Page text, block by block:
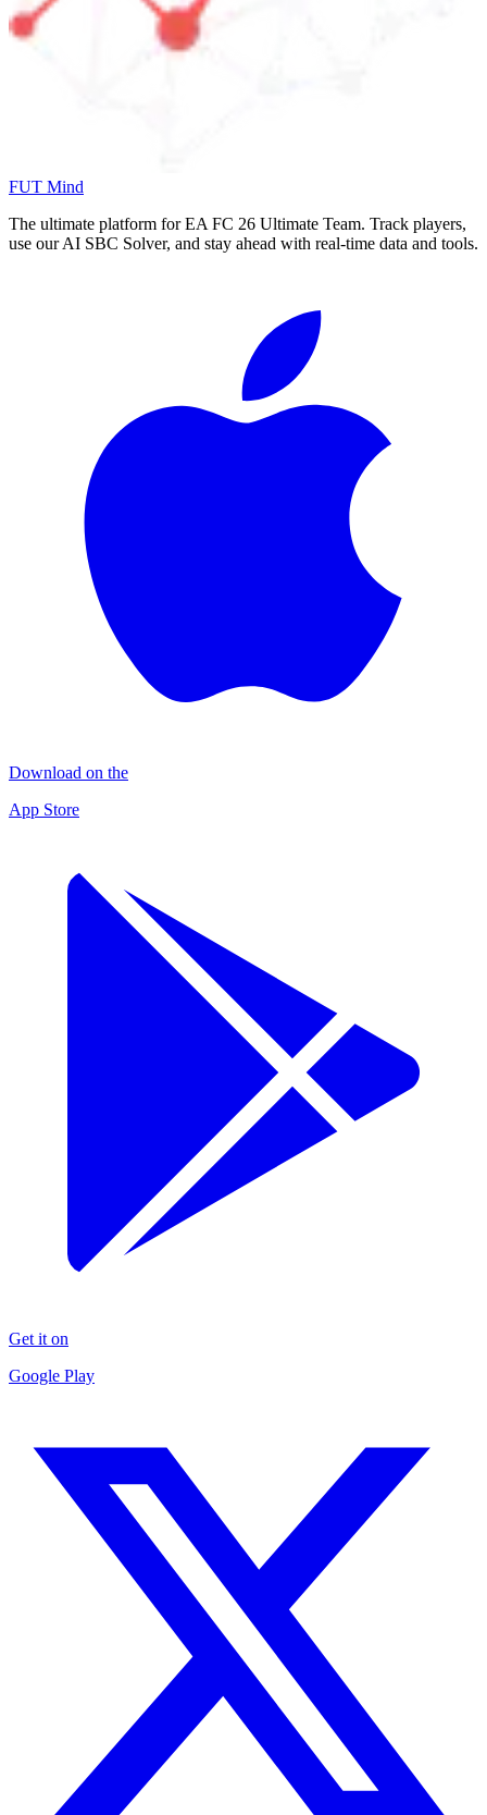
FUT Mind
The ultimate platform for EA FC 26 Ultimate Team. Track players,
use our AI SBC Solver, and stay ahead with real-time data and tools.
Download on the
App Store
Get it on
Google Play